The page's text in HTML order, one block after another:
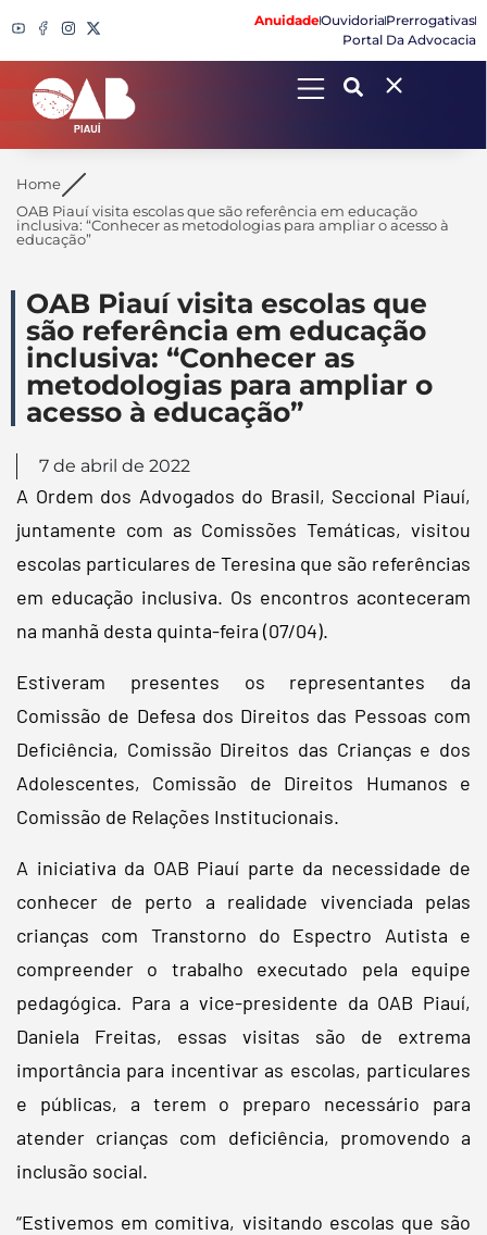
AnuidadeOuvidoriaPrerrogativas
Portal Da Advocacia
Search
Home
OAB Piauí visita escolas que são referência em educação
inclusiva: “Conhecer as metodologias para ampliar o acesso à
educação”
OAB Piauí visita escolas que
são referência em educação
inclusiva: “Conhecer as
metodologias para ampliar o
acesso à educação”
7 de abril de 2022
A Ordem dos Advogados do Brasil, Seccional Piauí,
juntamente com as Comissões Temáticas, visitou
escolas particulares de Teresina que são referências
em educação inclusiva. Os encontros aconteceram
na manhã desta quinta-feira (07/04).
Estiveram presentes os representantes da
Comissão de Defesa dos Direitos das Pessoas com
Deficiência, Comissão Direitos das Crianças e dos
Adolescentes, Comissão de Direitos Humanos e
Comissão de Relações Institucionais.
A iniciativa da OAB Piauí parte da necessidade de
conhecer de perto a realidade vivenciada pelas
crianças com Transtorno do Espectro Autista e
compreender o trabalho executado pela equipe
pedagógica. Para a vice-presidente da OAB Piauí,
Daniela Freitas, essas visitas são de extrema
importância para incentivar as escolas, particulares
e públicas, a terem o preparo necessário para
atender crianças com deficiência, promovendo a
inclusão social.
“Estivemos em comitiva, visitando escolas que são